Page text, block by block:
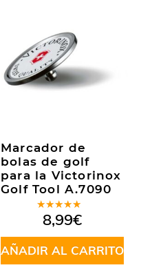
Marcador de
bolas de golf
para la Victorinox
Golf Tool A.7090
Valorado
en5.00de
5
8,99€
AÑADIR AL CARRITO